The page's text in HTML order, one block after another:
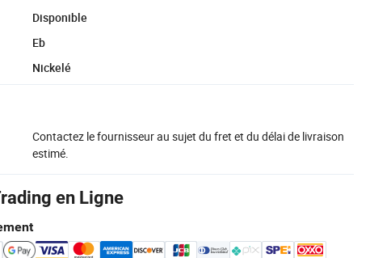
Disponible
Eb
Nickelé
Contactez le fournisseur au sujet du fret et du délai de livraison
estimé.
en Ligne